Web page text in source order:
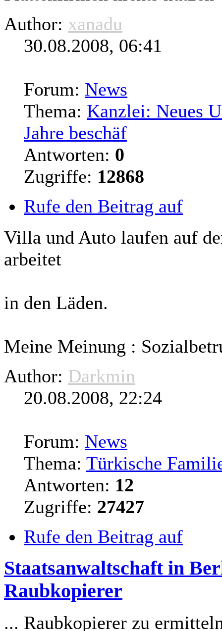
Author: xanadu
30.08.2008, 06:41
Forum: News
Thema: Kanzlei: Neues
Jahre beschäf
Antworten: 0
Zugriffe: 12868
Rufe den Beitrag auf
Villa und Auto laufen auf
arbeitet
in den Läden.
Meine Meinung :
Author: Darkmin
20.08.2008, 22:24
Forum: News
Thema: Türkische
Antworten: 12
Zugriffe: 27427
Rufe den Beitrag auf
Staatsanwaltschaft in
Raubkopierer
... Raubkopierer zu